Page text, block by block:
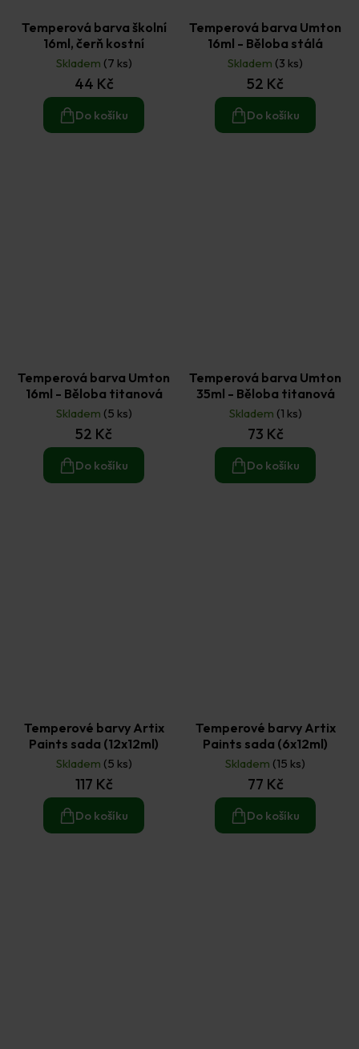
Temperová barva školní
16ml, čerň kostní
Skladem (7 ks)
44 Kč
Do košíku
Temperová barva Umton
16ml - Běloba stálá
Skladem (3 ks)
52 Kč
Do košíku
Temperová barva Umton
16ml - Běloba titanová
Skladem (5 ks)
52 Kč
Do košíku
Temperová barva Umton
35ml - Běloba titanová
Skladem (1 ks)
73 Kč
Do košíku
Temperové barvy Artix
Paints sada (12x12ml)
Skladem (5 ks)
117 Kč
Do košíku
Temperové barvy Artix
Paints sada (6x12ml)
Skladem (15 ks)
77 Kč
Do košíku